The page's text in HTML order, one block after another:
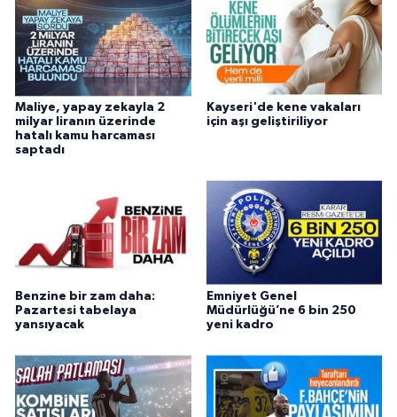
Maliye, yapay zekayla 2
milyar liranın üzerinde
hatalı kamu harcaması
saptadı
Kayseri'de kene vakaları
için aşı geliştiriliyor
Benzine bir zam daha:
Pazartesi tabelaya
yansıyacak
Emniyet Genel
Müdürlüğü’ne 6 bin 250
yeni kadro